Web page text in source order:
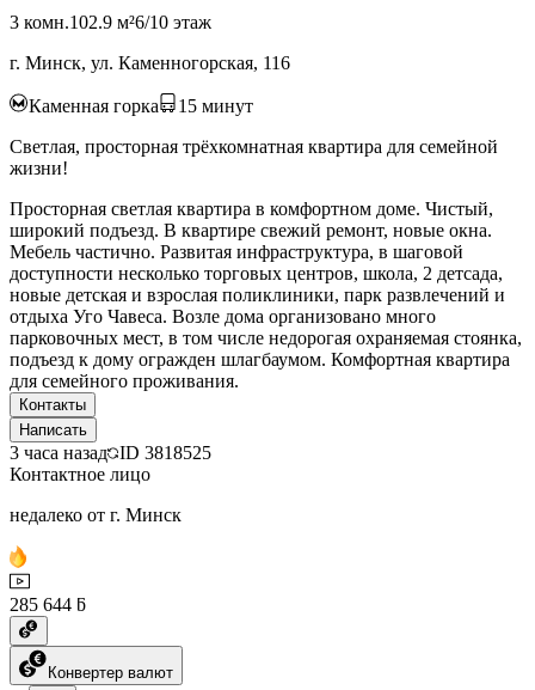
3 комн.102.9 м²6/10 этаж
г. Минск, ул. Каменногорская, 116
Каменная горка 15 минут
Светлая, просторная трёхкомнатная квартира для семейной
жизни!
Просторная светлая квартира в комфортном доме. Чистый,
широкий подъезд. В квартире свежий ремонт, новые окна.
Мебель частично. Развитая инфраструктура, в шаговой
доступности несколько торговых центров, школа, 2 детсада,
новые детская и взрослая поликлиники, парк развлечений и
отдыха Уго Чавеса. Возле дома организовано много
парковочных мест, в том числе недорогая охраняемая стоянка,
подъезд к дому огражден шлагбаумом. Комфортная квартира
для семейного проживания.
Контакты
Написать
3 часа назад ID 3818525
Контактное лицо
недалеко от г. Минск
285 644 ƃ
Конвертер валют